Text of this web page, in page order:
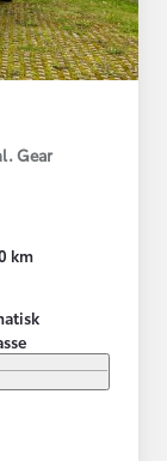
Gear
km